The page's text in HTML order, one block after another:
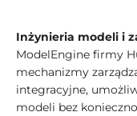
Inżynieria modeli i
ModelEngine firmy
mechanizmy
integracyjne,
modeli bez